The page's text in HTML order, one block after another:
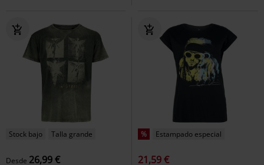
Stock bajo Talla grande
Desde 26,99 €
% Estampado especial
21,59 €